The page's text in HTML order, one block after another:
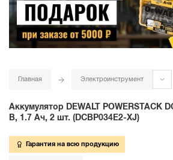
Главная Электроинструмент
Аккумулятор DEWALT POWERSTACK
В, 1.7 Ач, 2 шт. (DCBP034E2-XJ)
Гарантия на всю продукцию